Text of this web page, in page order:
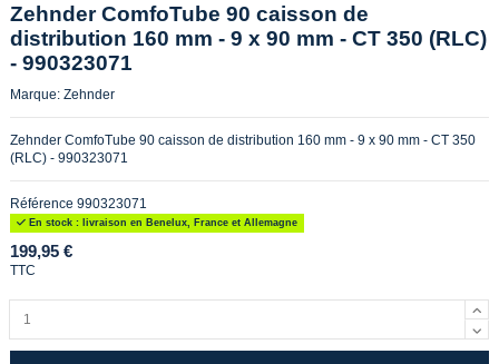
Zehnder ComfoTube 90 caisson de
distribution 160 mm - 9 x 90 mm - CT 350 (RLC)
- 990323071
Marque: Zehnder
Zehnder ComfoTube 90 caisson de distribution 160 mm - 9 x 90 mm - CT 350
(RLC) - 990323071
Référence 990323071
En stock : livraison en Benelux, France et Allemagne
199,95 €
TTC